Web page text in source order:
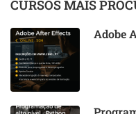
CURSOS MAIS
Adobe